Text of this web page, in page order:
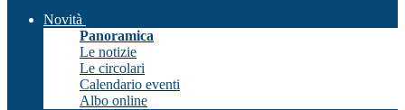
Novità
Panoramica
Le notizie
Le circolari
Calendario eventi
Albo online